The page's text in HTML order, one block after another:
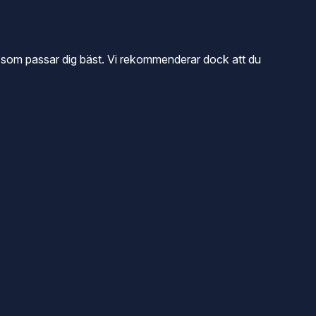
passar dig bäst. Vi rekommenderar dock att du